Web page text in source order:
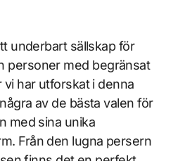
underbart sällskap för
personer med begränsat
vi har utforskat i denna
av de bästa valen för
med sina unika
Från den lugna persern